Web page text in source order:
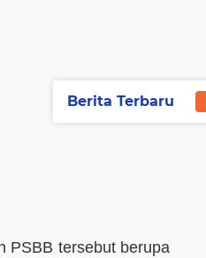
PSBB tersebut berupa
Berita Terbaru